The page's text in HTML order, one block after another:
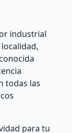
industrial
todas las
para tu